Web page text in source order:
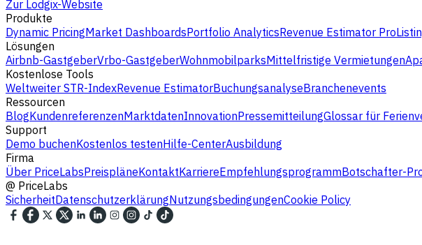
Zur Lodgix-Website
Produkte
Dynamic PricingMarket DashboardsPortfolio AnalyticsRevenue Estimator Pro
Lösungen
Airbnb-GastgeberVrbo-GastgeberWohnmobilparksMittelfristige Vermietungen
Kostenlose Tools
Weltweiter STR-IndexRevenue EstimatorBuchungsanalyseBranchenevents
Ressourcen
BlogKundenreferenzenMarktdatenInnovationPressemitteilungGlossar für
Support
Demo buchenKostenlos testenHilfe-CenterAusbildung
Firma
Über PriceLabsPreispläneKontaktKarriereEmpfehlungsprogrammBotschafter-
@ PriceLabs
SicherheitDatenschutzerklärungNutzungsbedingungenCookie Policy